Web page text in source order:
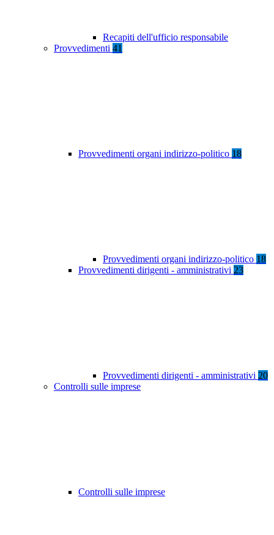
Recapiti dell'ufficio responsabile
Provvedimenti 41
Provvedimenti organi indirizzo-politico 18
Provvedimenti organi indirizzo-politico 18
Provvedimenti dirigenti - amministrativi 23
Provvedimenti dirigenti - amministrativi 20
Controlli sulle imprese
Controlli sulle imprese